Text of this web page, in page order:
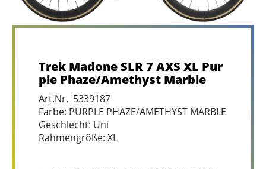
Trek Madone SLR 7 AXS XL Pur
ple Phaze/Amethyst Marble
Art.Nr. 5339187
Farbe: PURPLE PHAZE/AMETHYST MARBLE
Geschlecht: Uni
Rahmengröße: XL